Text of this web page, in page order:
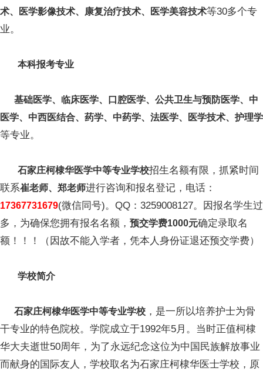
术、医学影像技术、康复治疗技术、医学美容技术等30多个专
业。
本科报考专业
基础医学、临床医学、口腔医学、公共卫生与预防医学、中
医学、中西医结合、药学、中药学、法医学、医学技术、护理学
等专业。
石家庄柯棣华医学中等专业学校招生名额有限，抓紧时间
联系崔老师、郑老师进行咨询和报名登记，电话：
17367731679(微信同号)。QQ：3259008127。因报名学生过
多，为确保您拥有报名名额， 预交学费1000元确定录取名
额！！！（因故不能入学者，凭本人身份证退还预交学费）
学校简介
石家庄柯棣华医学中等专业学校 ，是一所以培养护士为骨
干专业的特色院校。学院成立于1992年5月。当时正值柯棣
华大夫逝世50周年，为了永远纪念这位为中国民族解放事业
而献身的国际友人，学校取名为石家庄柯棣华医士学校，原